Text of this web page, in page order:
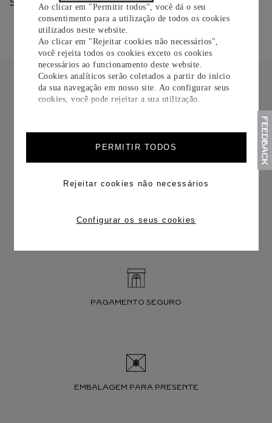
Ao clicar em "Permitir todos", você dá o seu
consentimento para a utilização de todos os cookies
utilizados neste website.
Ao clicar em "Rejeitar cookies não necessários",
você rejeita todos os cookies exceto os cookies
necessários ao funcionamento deste website.
Cookies analíticos serão coletados a partir do início
da sua navegação em nosso site. Ao configurar seus
cookies, você pode rejeitar a sua utilização.
PERMITIR TODOS
Rejeitar cookies não necessários
Configurar os seus cookies
FRETE CORTESIA
TROCAS E DEVOLUÇÕES
PAGAMENTO SEGURO
EMBALAGEM PARA PRESENTE